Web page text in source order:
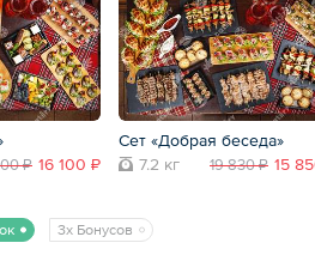
₽ 16 100 ₽
Сет «Добрая беседа»
7.2 кг
19 830 ₽ 15
3x Бонусов